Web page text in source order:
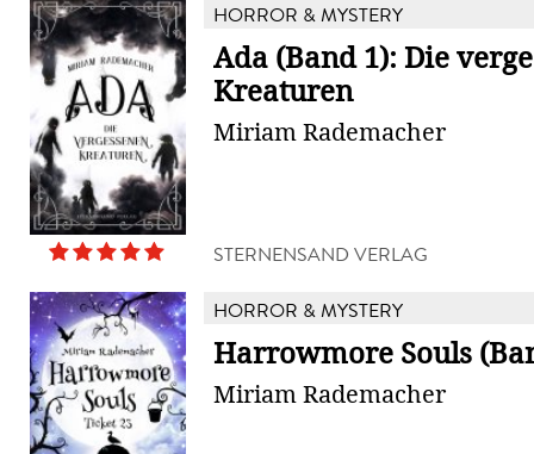
HORROR & MYSTERY
Ada (Band 1): Die
Kreaturen
Miriam Rademacher
STERNENSAND VERLAG
HORROR & MYSTERY
Harrowmore Souls
Miriam Rademacher